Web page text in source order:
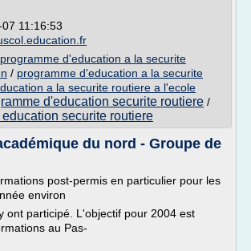
11:16:53
programme d'education a la securite
/ programme d'education a la securite
a la securite routiere a l'ecole
d'education securite routiere /
securite routiere
du nord - Groupe de
post-permis en particulier pour les
environ
ont participé. L'objectif pour 2004 est
au Pas-